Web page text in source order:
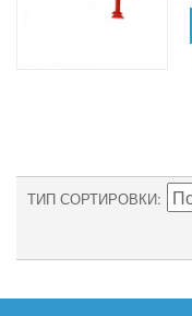
ТИП СОРТИРОВКИ